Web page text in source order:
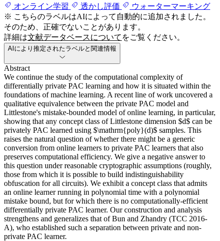
オンライン学習
透かし評価
ウォーターマーキング
※ こちらのラベルはAIによって自動的に追加されました。
そのため、正確でないことがあります。
詳細は文献データベースについて をご覧ください。
AIにより推定されたラベルと関連情報
Abstract
We continue the study of the computational complexity of
differentially private PAC learning and how it is situated within the
foundations of machine learning. A recent line of work uncovered a
qualitative equivalence between the private PAC model and
Littlestone's mistake-bounded model of online learning, in particular,
showing that any concept class of Littlestone dimension $d$ can be
privately PAC learned using $\mathrm{poly}(d)$ samples. This
raises the natural question of whether there might be a generic
conversion from online learners to private PAC learners that also
preserves computational efficiency. We give a negative answer to
this question under reasonable cryptographic assumptions (roughly,
those from which it is possible to build indistinguishability
obfuscation for all circuits). We exhibit a concept class that admits
an online learner running in polynomial time with a polynomial
mistake bound, but for which there is no computationally-efficient
differentially private PAC learner. Our construction and analysis
strengthens and generalizes that of Bun and Zhandry (TCC 2016-
A), who established such a separation between private and non-
private PAC learner.